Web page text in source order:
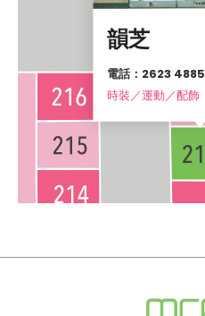
韻芝
電話：2623 4885
時裝／運動／配飾